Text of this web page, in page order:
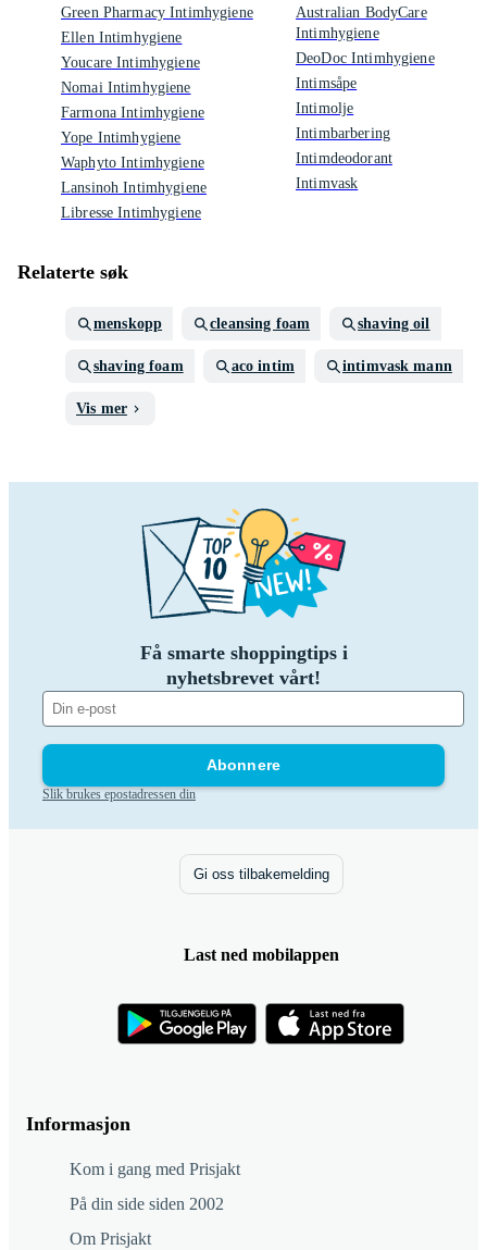
Green Pharmacy Intimhygiene
Ellen Intimhygiene
Youcare Intimhygiene
Nomai Intimhygiene
Farmona Intimhygiene
Yope Intimhygiene
Waphyto Intimhygiene
Lansinoh Intimhygiene
Libresse Intimhygiene
Australian BodyCare
Intimhygiene
DeoDoc Intimhygiene
Intimsåpe
Intimolje
Intimbarbering
Intimdeodorant
Intimvask
Relaterte søk
menskopp cleansing foam shaving oil
shaving foam aco intim intimvask mann
Vis mer
Få smarte shoppingtips i
nyhetsbrevet vårt!
Abonnere
Slik brukes epostadressen din
Informasjon
Kom i gang med Prisjakt
På din side siden 2002
Om Prisjakt
Gi oss tilbakemelding
Last ned mobilappen